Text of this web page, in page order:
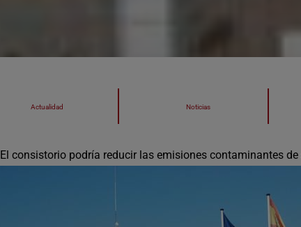
Actualidad Noticias
El consistorio podría reducir las emisiones contaminantes